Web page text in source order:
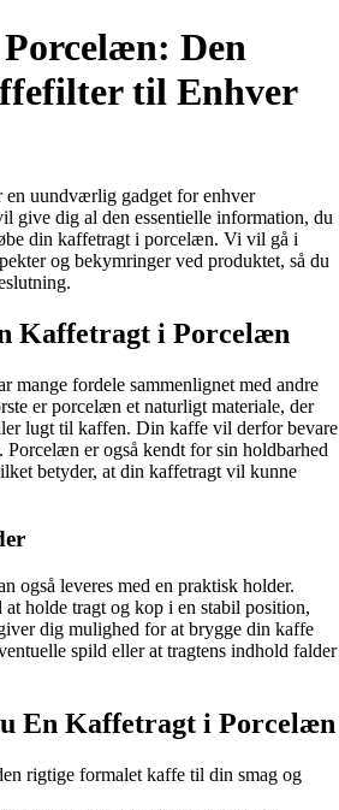
Den
til Enhver
uundværlig gadget for enhver
give dig al den essentielle information, du
din kaffetragt i porcelæn. Vi vil gå i
og bekymringer ved produktet, så du
Kaffetragt i Porcelæn
mange fordele sammenlignet med andre
er porcelæn et naturligt materiale, der
lugt til kaffen. Din kaffe vil derfor bevare
Porcelæn er også kendt for sin holdbarhed
betyder, at din kaffetragt vil kunne
også leveres med en praktisk holder.
holde tragt og kop i en stabil position,
dig mulighed for at brygge din kaffe
spild eller at tragtens indhold falder
En Kaffetragt i Porcelæn
rigtige formalet kaffe til din smag og